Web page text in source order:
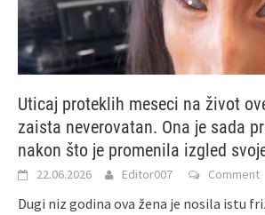
Uticaj proteklih meseci na život
zaista neverovatan. Ona je sada
nakon što je promenila izgled
22.06.2026 Editor007 Comment
Dugi niz godina ova žena je nosila istu